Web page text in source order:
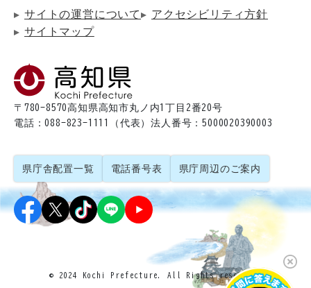
サイトの運営について
アクセシビリティ方針
サイトマップ
〒780-8570高知県高知市丸ノ内1丁目2番20号
電話：088-823-1111（代表）法人番号：5000020390003
県庁舎配置一覧 電話番号表 県庁周辺のご案内
© 2024 Kochi Prefecture. All Rights reserved.